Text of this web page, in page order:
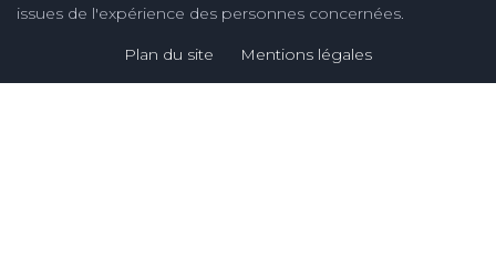
issues de l'expérience des personnes concernées.
Plan du site Mentions légales